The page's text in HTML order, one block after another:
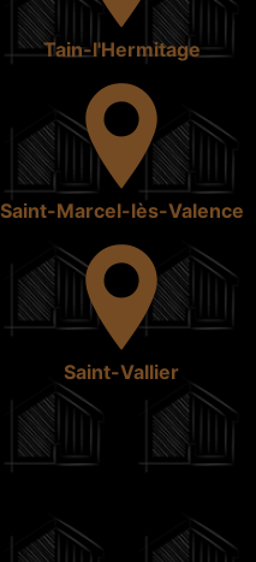
Tain-l'Hermitage
Saint-Marcel-lès-Valence
Saint-Vallier